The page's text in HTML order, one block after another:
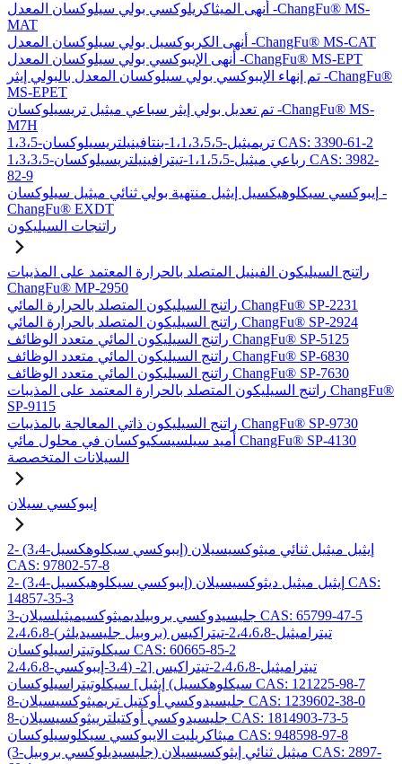
أنهى الميثاكريلوكسي بولي سيلوكسان المعدل -ChangFu® MS-
MAT
أنهى الكربوكسيل بولي سيلوكسان المعدل -ChangFu® MS-CAT
أنهى الإيبوكسي بولي سيلوكسان المعدل -ChangFu® MS-EPT
تم إنهاء الإيبوكسي بولي سيلوكسان المعدل بالبولي إيثر -ChangFu®
MS-EPET
تم تعديل بولي إيثر سباعي ميثيل تريسيلوكسان -ChangFu® MS-
M7H
1،3،5-تريميثيل-1،1،3،5،5-بنتافينيلتريسيلوكسان CAS: 3390-61-2
1،3،3،5-رباعي ميثيل-1،1،5،5-تيترافينيلتريسيلوكسان CAS: 3982-
82-9
إيبوكسي سيكلوهيكسيل إيثيل منتهية بولي ثنائي ميثيل سيلوكسان -
ChangFu® EXDT
راتنجات السيليكون
راتنج السيليكون الفينيل المتصلد بالحرارة المعتمد على المذيبات
ChangFu® MP-2950
راتنج السيليكون المتصلد بالحرارة المائي ChangFu® SP-2231
راتنج السيليكون المتصلد بالحرارة المائي ChangFu® SP-2924
راتنج السيليكون المائي متعدد الوظائف ChangFu® SP-5125
راتنج السيليكون المائي متعدد الوظائف ChangFu® SP-6830
راتنج السيليكون المائي متعدد الوظائف ChangFu® SP-7630
راتنج السيليكون المتصلد بالحرارة المعتمد على المذيبات ChangFu®
SP-9115
راتنج السيليكون ذاتي المعالجة بالمذيبات ChangFu® SP-9730
أميد سيلسيسكيوكسان في محلول مائي ChangFu® SP-4130
السيلانات المتخصصة
إيبوكسي سيلان
2- (3،4-إيبوكسي سيكلوهكسيل) إيثيل ميثيل ثنائي ميثوكسيسيلان
CAS: 97802-57-8
2- (3،4-إيبوكسي سيكلوهيكسيل) إيثيل ميثيل ديثوكسيسيلان CAS:
14857-35-3
3-جليسيدوكسي بروبيلديميثوكسيميثيلسيلان CAS: 65799-47-5
2،4،6،8-تيتراميثيل-2،4،6،8-تيتراكيس (بروبيل جليسيديلثر)
سيكلوتيتراسيلوكسان CAS: 60665-85-2
2،4،6،8-تيتراميثيل-2،4،6،8-تيتراكيس [2- (3،4-إيبوكسي
سيكلوهكسيل) إيثيل] سيكلوتيتراسيلوكسان CAS: 121225-98-7
8-جليسيدوكسي أوكتيل تريميثوكسيسيلان CAS: 1239602-38-0
8-جليسيدوكسي أوكتيلترييثوكسيسيلان CAS: 1814903-73-5
ميثاكريليت الايبوكسي سيكلوسيلوكسان CAS: 948598-97-8
(3-جليسيديلوكسي بروبيل) ميثيل ثنائي إيثوكسيسيلان CAS: 2897-